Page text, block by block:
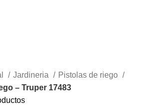
Jardineria
Pistolas de riego
– Truper 17483